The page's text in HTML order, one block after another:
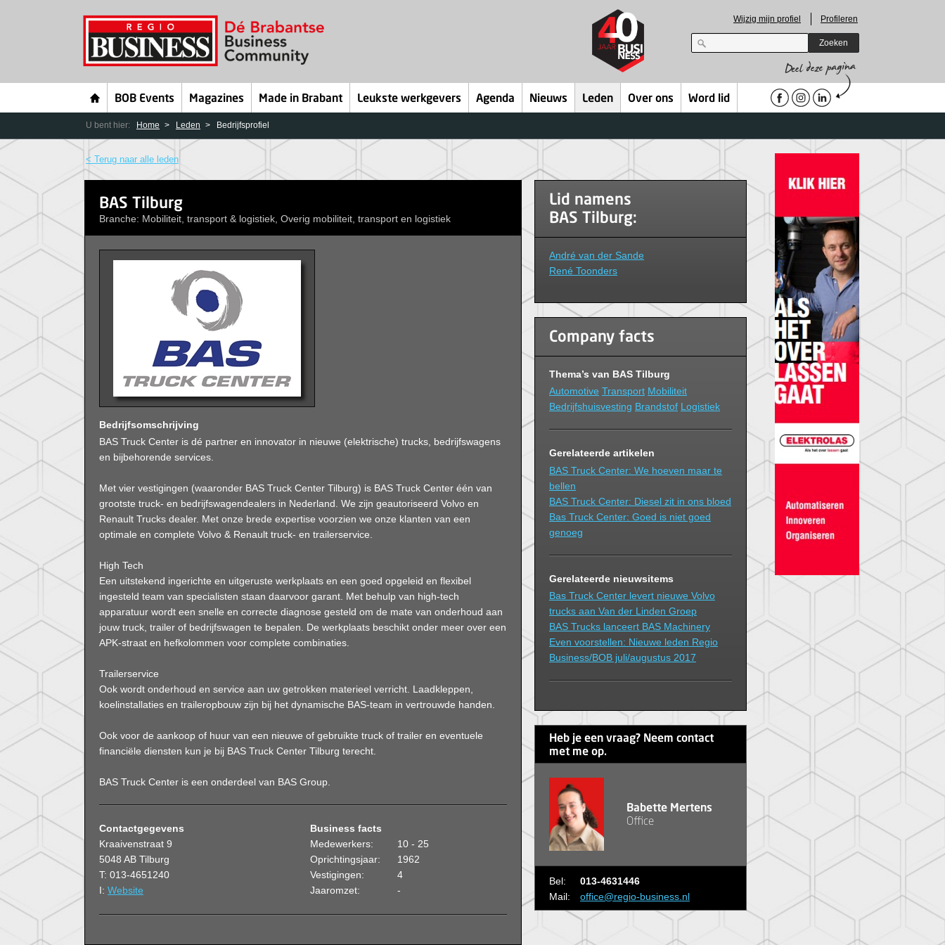
Wijzig mijn profiel Profileren
Zoeken
BOB Events Magazines Made in Brabant Leukste werkgevers Agenda Nieuws Leden Over ons Word lid
U bent hier: Home Leden Bedrijfsprofiel
< Terug naar alle leden
BAS Tilburg
Branche: Mobiliteit, transport & logistiek, Overig mobiliteit, transport en logistiek
Bedrijfsomschrijving
BAS Truck Center is dé partner en innovator in nieuwe (elektrische) trucks, bedrijfswagens
en bijbehorende services.
Met vier vestigingen (waaronder BAS Truck Center Tilburg) is BAS Truck Center één van
grootste truck- en bedrijfswagendealers in Nederland. We zijn geautoriseerd Volvo en
Renault Trucks dealer. Met onze brede expertise voorzien we onze klanten van een
optimale en complete Volvo & Renault truck- en trailerservice.
High Tech
Een uitstekend ingerichte en uitgeruste werkplaats en een goed opgeleid en flexibel
ingesteld team van specialisten staan daarvoor garant. Met behulp van high-tech
apparatuur wordt een snelle en correcte diagnose gesteld om de mate van onderhoud aan
jouw truck, trailer of bedrijfswagen te bepalen. De werkplaats beschikt onder meer over een
APK-straat en hefkolommen voor complete combinaties.
Trailerservice
Ook wordt onderhoud en service aan uw getrokken materieel verricht. Laadkleppen,
koelinstallaties en traileropbouw zijn bij het dynamische BAS-team in vertrouwde handen.
Ook voor de aankoop of huur van een nieuwe of gebruikte truck of trailer en eventuele
financiële diensten kun je bij BAS Truck Center Tilburg terecht.
BAS Truck Center is een onderdeel van BAS Group.
Contactgegevens
Kraaivenstraat 9
5048 AB Tilburg
T: 013-4651240
I: Website
Business facts
Medewerkers:
10 - 25
Oprichtingsjaar:
1962
Vestigingen:
4
Jaaromzet:
-
Lid namens
BAS Tilburg:
André van der Sande
René Toonders
Company facts
Thema’s van BAS Tilburg
Automotive Transport Mobiliteit
Bedrijfshuisvesting Brandstof Logistiek
Gerelateerde artikelen
BAS Truck Center: We hoeven maar te
bellen
BAS Truck Center: Diesel zit in ons bloed
Bas Truck Center: Goed is niet goed
genoeg
Gerelateerde nieuwsitems
Bas Truck Center levert nieuwe Volvo
trucks aan Van der Linden Groep
BAS Trucks lanceert BAS Machinery
Even voorstellen: Nieuwe leden Regio
Business/BOB juli/augustus 2017
Heb je een vraag? Neem contact
met me op.
Babette Mertens
Office
Bel:
013-4631446
Mail:
office@regio-business.nl